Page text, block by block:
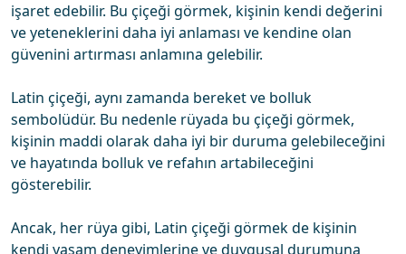
işaret edebilir. Bu çiçeği görmek, kişinin kendi değerini
ve yeteneklerini daha iyi anlaması ve kendine olan
güvenini artırması anlamına gelebilir.
Latin çiçeği, aynı zamanda bereket ve bolluk
sembolüdür. Bu nedenle rüyada bu çiçeği görmek,
kişinin maddi olarak daha iyi bir duruma gelebileceğini
ve hayatında bolluk ve refahın artabileceğini
gösterebilir.
Ancak, her rüya gibi, Latin çiçeği görmek de kişinin
kendi yaşam deneyimlerine ve duygusal durumuna